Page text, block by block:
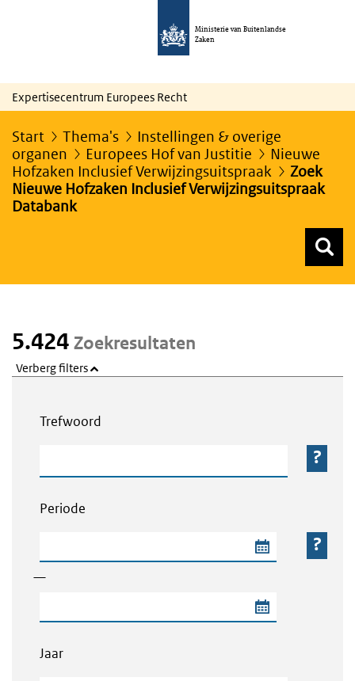
Ministerie van Buitenlandse
Zaken
Expertisecentrum Europees Recht
Start Thema's
Instellingen & overige
organen
Europees Hof van Justitie
Nieuwe
Hofzaken Inclusief Verwijzingsuitspraak
Zoek
Nieuwe Hofzaken Inclusief Verwijzingsuitspraak
Databank
5.424 Zoekresultaten
Verberg filters
Trefwoord
Periode
—
Jaar